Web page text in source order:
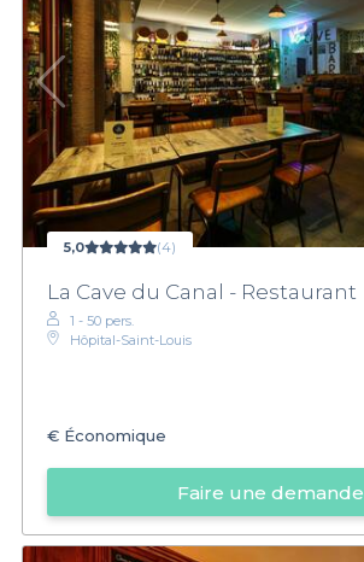
5,0 (4)
La Cave du Canal - Restaurant
1 - 50 pers.
Hôpital-Saint-Louis
€ Économique
Faire une demande